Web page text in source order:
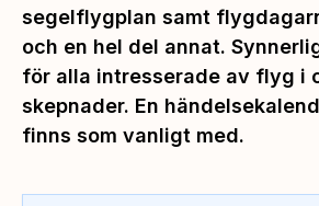
segelflygplan samt
och en hel del annat.
för alla intresserade av flyg i
skepnader. En
finns som vanligt med.